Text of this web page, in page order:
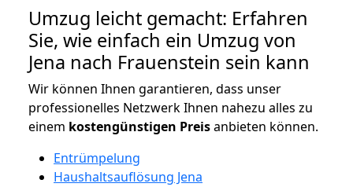
Umzug leicht gemacht: Erfahren
Sie, wie einfach ein Umzug von
Jena nach Frauenstein sein kann
Wir können Ihnen garantieren, dass unser
professionelles Netzwerk Ihnen nahezu alles zu
einem kostengünstigen Preisanbieten können.
Entrümpelung
Haushaltsauflösung Jena